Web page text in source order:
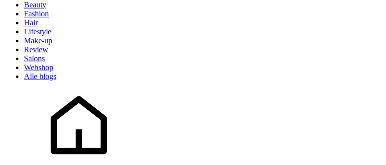
Beauty
Fashion
Hair
Lifestyle
Make-up
Review
Salons
Webshop
Alle blogs